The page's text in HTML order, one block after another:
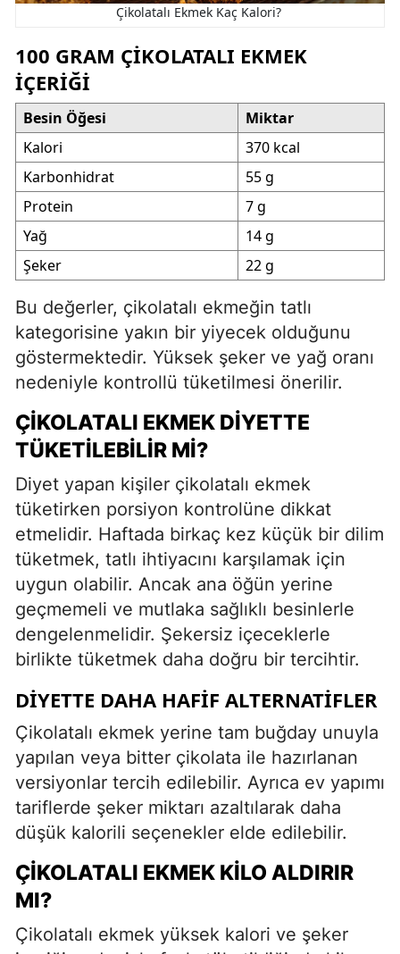
Çikolatalı Ekmek Kaç Kalori?
100 GRAM ÇIKOLATALI EKMEK
İÇERIĞI
Besin Öğesi
Miktar
Kalori
370 kcal
Karbonhidrat
55 g
Protein
7 g
Yağ
14 g
Şeker
22 g
Bu değerler, çikolatalı ekmeğin tatlı
kategorisine yakın bir yiyecek olduğunu
göstermektedir. Yüksek şeker ve yağ oranı
nedeniyle kontrollü tüketilmesi önerilir.
ÇIKOLATALI EKMEK DIYETTE
TÜKETILEBILIR MI?
Diyet yapan kişiler çikolatalı ekmek
tüketirken porsiyon kontrolüne dikkat
etmelidir. Haftada birkaç kez küçük bir dilim
tüketmek, tatlı ihtiyacını karşılamak için
uygun olabilir. Ancak ana öğün yerine
geçmemeli ve mutlaka sağlıklı besinlerle
dengelenmelidir. Şekersiz içeceklerle
birlikte tüketmek daha doğru bir tercihtir.
DIYETTE DAHA HAFIF ALTERNATIFLER
Çikolatalı ekmek yerine tam buğday unuyla
yapılan veya bitter çikolata ile hazırlanan
versiyonlar tercih edilebilir. Ayrıca ev yapımı
tariflerde şeker miktarı azaltılarak daha
düşük kalorili seçenekler elde edilebilir.
ÇIKOLATALI EKMEK KILO ALDIRIR
MI?
Çikolatalı ekmek yüksek kalori ve şeker